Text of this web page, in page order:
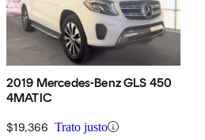
2019 Mercedes-Benz GLS 450
4MATIC
$19,366 Trato justo